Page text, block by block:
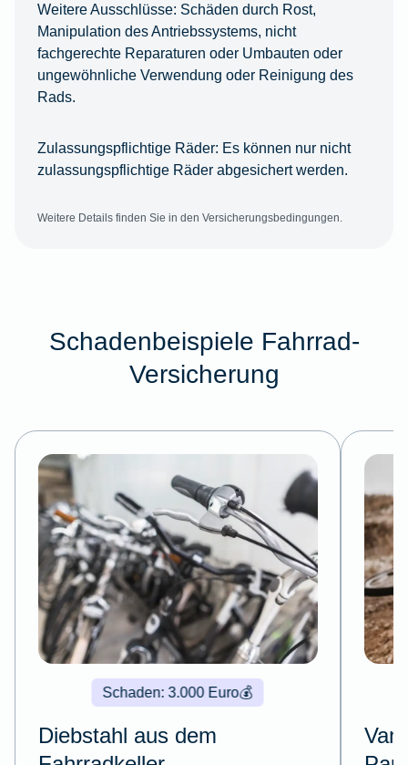
Weitere Ausschlüsse: Schäden durch Rost,
Manipulation des Antriebssystems, nicht
fachgerechte Reparaturen oder Umbauten oder
ungewöhnliche Verwendung oder Reinigung des
Rads.
Zulassungspflichtige Räder: Es können nur nicht
zulassungspflichtige Räder abgesichert werden.
Weitere Details finden Sie in den Versicherungsbedingungen.
Schadenbeispiele Fahrrad-
Versicherung
💰
Schaden: 3.000 Euro
Diebstahl aus dem